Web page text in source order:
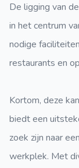
De ligging van
in het centrum
nodige
restaurants en
Kortom, deze
biedt een
zoek zijn naar
werkplek. Met